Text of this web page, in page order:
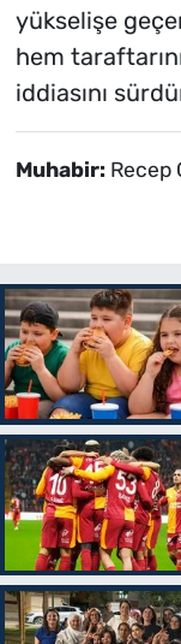
yükselişe
hem
iddiasını
Muhabir: Recep